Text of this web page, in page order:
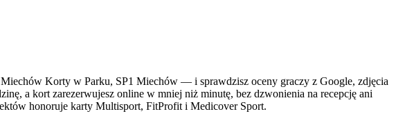
Korty w Parku, SP1 Miechów — i sprawdzisz oceny graczy z Google, zdjęcia
a kort zarezerwujesz online w mniej niż minutę, bez dzwonienia na recepcję ani
honoruje karty Multisport, FitProfit i Medicover Sport.